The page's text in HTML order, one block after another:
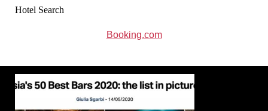
Hotel Search
Booking.com